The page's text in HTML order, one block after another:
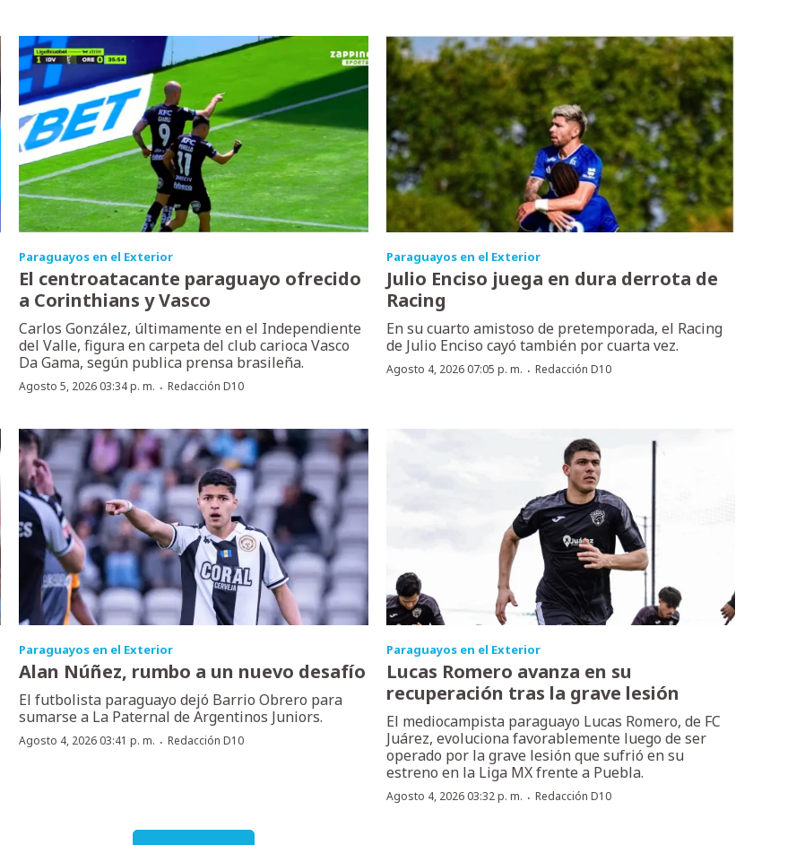
Paraguayos en el Exterior
El centroatacante paraguayo ofrecido
a Corinthians y Vasco
Carlos González, últimamente en el Independiente
del Valle, figura en carpeta del club carioca Vasco
Da Gama, según publica prensa brasileña.
Agosto 5, 2026 03:34 p. m. ·Redacción D10
Paraguayos en el Exterior
Julio Enciso juega en dura derrota de
Racing
En su cuarto amistoso de pretemporada, el Racing
de Julio Enciso cayó también por cuarta vez.
Agosto 4, 2026 07:05 p. m. · Redacción D10
Paraguayos en el Exterior
Alan Núñez, rumbo a un nuevo desafío
El futbolista paraguayo dejó Barrio Obrero para
sumarse a La Paternal de Argentinos Juniors.
Agosto 4, 2026 03:41 p. m. ·Redacción D10
Paraguayos en el Exterior
Lucas Romero avanza en su
recuperación tras la grave lesión
El mediocampista paraguayo Lucas Romero, de FC
Juárez, evoluciona favorablemente luego de ser
operado por la grave lesión que sufrió en su
estreno en la Liga MX frente a Puebla.
Agosto 4, 2026 03:32 p. m. · Redacción D10